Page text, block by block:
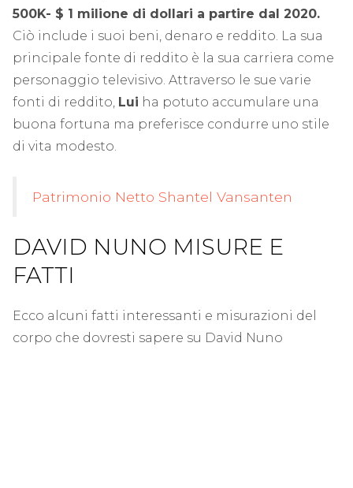
500K- $ 1 milione di dollari a partire dal 2020.
Ciò include i suoi beni, denaro e reddito. La sua
principale fonte di reddito è la sua carriera come
personaggio televisivo. Attraverso le sue varie
fonti di reddito, Lui ha potuto accumulare una
buona fortuna ma preferisce condurre uno stile
di vita modesto.
Patrimonio Netto Shantel Vansanten
DAVID NUNO MISURE E
FATTI
Ecco alcuni fatti interessanti e misurazioni del
corpo che dovresti sapere su David Nuno